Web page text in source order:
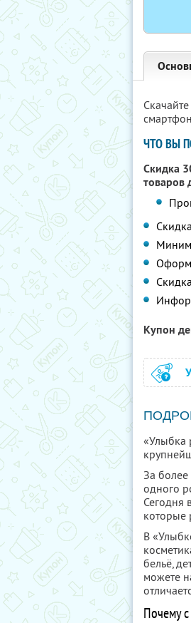
ЧТО ВЫ
Скидка
товаров
Купон
«Улыбка
За
одного
Сегодня
которые
В
бельё,
можете
Почему